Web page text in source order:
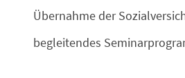
Übernahme der
begleitendes